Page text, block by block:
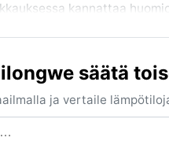
kannattaa
mukavasti.
sumua voi esiintyä
ilmaston leudompana kuin
säätä
ja vertaile